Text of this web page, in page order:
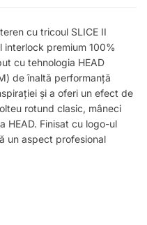
cu tricoul SLICE II
interlock premium 100%
cu tehnologia HEAD
de înaltă performanță
și a oferi un efect de
rotund clasic, mâneci
HEAD. Finisat cu logo-ul
un aspect profesional